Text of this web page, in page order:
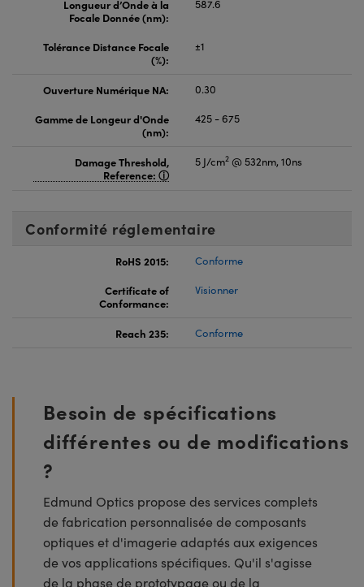
Longueur d’Onde à la
Focale Donnée (nm):
587.6
Tolérance Distance Focale
(%):
±1
Ouverture Numérique NA:
0.30
Gamme de Longeur d'Onde
(nm):
425 - 675
Damage Threshold,
Reference:
5 J/cm2 @ 532nm, 10ns
Conformité réglementaire
RoHS 2015:
Conforme
Certificate of
Conformance:
Visionner
Reach 235: Conforme
Besoin de spécifications
différentes ou de modifications
?
Edmund Optics propose des services complets
de fabrication personnalisée de composants
optiques et d'imagerie adaptés aux exigences
de vos applications spécifiques. Qu'il s'agisse
de la phase de prototypage ou de la